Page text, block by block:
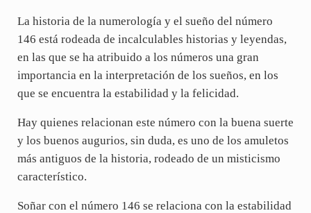
La historia de la numerología y el sueño del número
146 está rodeada de incalculables historias y leyendas,
en las que se ha atribuido a los números una gran
importancia en la interpretación de los sueños, en los
que se encuentra la estabilidad y la felicidad.
Hay quienes relacionan este número con la buena suerte
y los buenos augurios, sin duda, es uno de los amuletos
más antiguos de la historia, rodeado de un misticismo
característico.
Soñar con el número 146 se relaciona con la estabilidad